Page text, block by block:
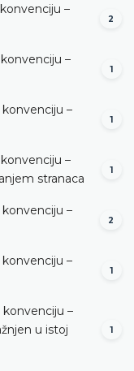
–
2
–
1
–
1
–
stranaca
1
–
2
–
1
–
u istoj
1